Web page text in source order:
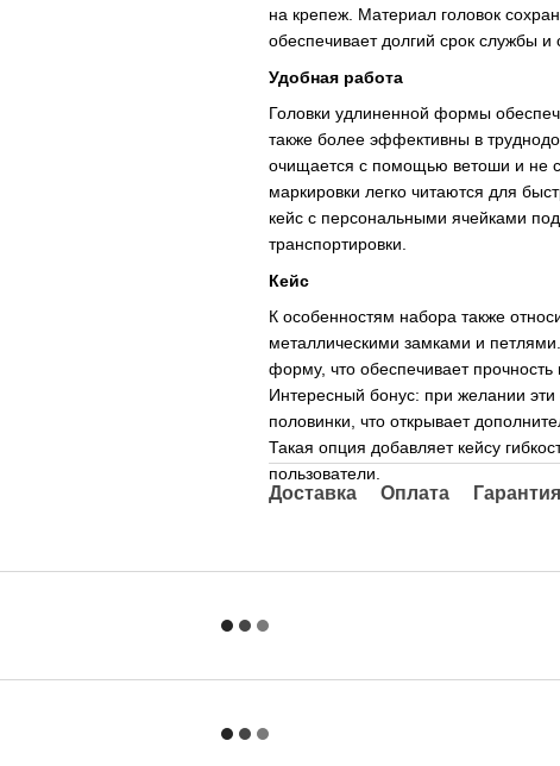
на крепеж. Материал головок
обеспечивает долгий срок службы
Удобная работа
Головки удлиненной формы
также более эффективны в
очищается с помощью ветоши и не
маркировки легко читаются для
кейс с персональными ячейками
транспортировки.
Кейс
К особенностям набора также
металлическими замками и
форму, что обеспечивает прочность
Интересный бонус: при желании
половинки, что открывает
Такая опция добавляет кейсу
пользователи.
Доставка Оплата Гарантия